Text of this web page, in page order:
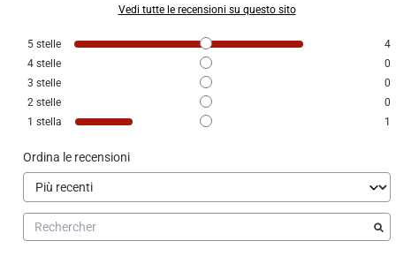
Vedi tutte le recensioni su questo sito
5 stelle
4
4 stelle
0
3 stelle
0
2 stelle
0
1 stella 1
Ordina le recensioni